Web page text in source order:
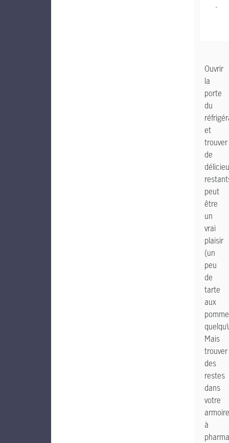
.
Ouvrir
la
porte
du
et
trouver
de
peut
être
un
vrai
plaisir
(un
peu
de
tarte
aux
Mais
trouver
des
restes
dans
votre
armoire
à